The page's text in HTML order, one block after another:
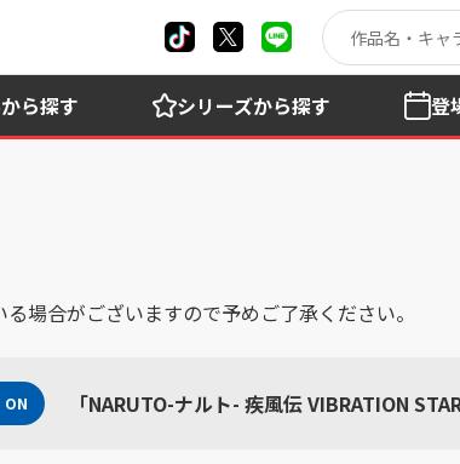
から探す シリーズから探す 登
場合がございますので予めご了承ください。
「NARUTO-ナルト- 疾風伝 VIBRATION